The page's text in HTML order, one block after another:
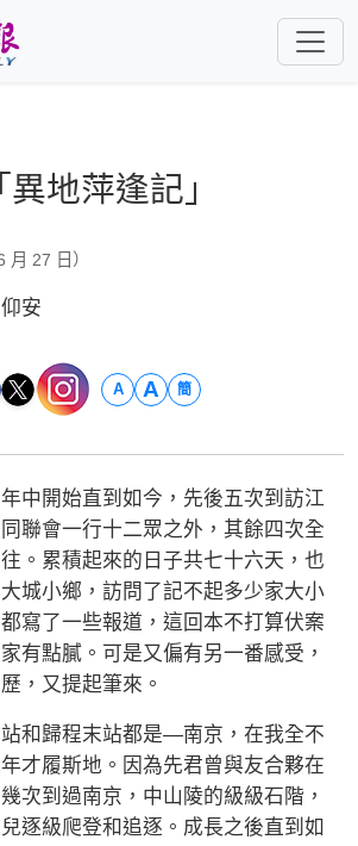
地萍逢記」
月 27 日）
安
A A 簡
開始直到如今，先後五次到訪江
聯會一行十二眾之外，其餘四次全
。累積起來的日子共七十六天，也
城小鄉，訪問了記不起多少家大小
寫了一些報道，這回本不打算伏案
有點膩。可是又偏有另一番感受，
，又提起筆來。
歸程末站都是—南京，在我全不
才履斯地。因為先君曾與友合夥在
次到過南京，中山陵的級級石階，
逐級爬登和追逐。成長之後直到如